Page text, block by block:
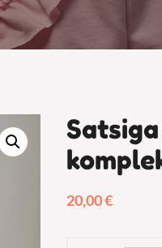
20,00€